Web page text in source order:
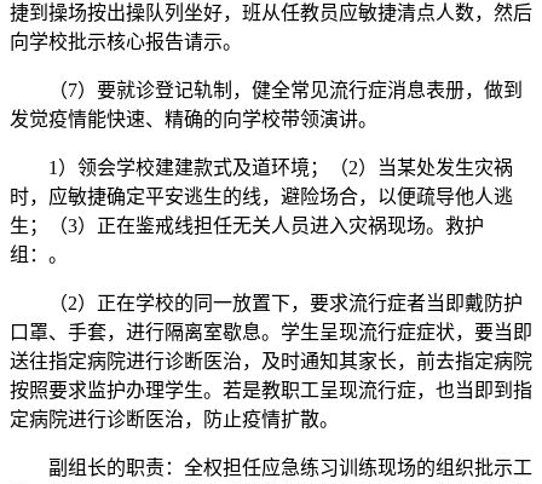
捷到操场按出操队列坐好，班从任教员应敏捷清点人数，然后
向学校批示核心报告请示。
（7）要就诊登记轨制，健全常见流行症消息表册，做到
发觉疫情能快速、精确的向学校带领演讲。
1）领会学校建建款式及道环境；（2）当某处发生灾祸
时，应敏捷确定平安逃生的线，避险场合，以便疏导他人逃
生；（3）正在鉴戒线担任无关人员进入灾祸现场。救护
组：。
（2）正在学校的同一放置下，要求流行症者当即戴防护
口罩、手套，进行隔离室歇息。学生呈现流行症症状，要当即
送往指定病院进行诊断医治，及时通知其家长，前去指定病院
按照要求监护办理学生。若是教职工呈现流行症，也当即到指
定病院进行诊断医治，防止疫情扩散。
副组长的职责：全权担任应急练习训练现场的组织批示工